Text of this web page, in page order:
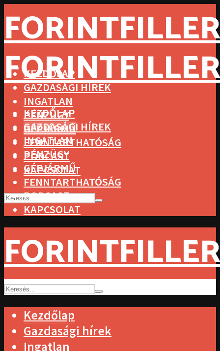
KEZDŐLAP
GAZDASÁGI HÍREK
INGATLAN
PÉNZÜGY
GÉPJÁRMŰ
FENNTARTHATÓSÁG
PODCAST
KAPCSOLAT
KEZDŐLAP
GAZDASÁGI HÍREK
INGATLAN
PÉNZÜGY
GÉPJÁRMŰ
FENNTARTHATÓSÁG
PODCAST
KAPCSOLAT
Kezdőlap
Gazdasági hírek
Ingatlan